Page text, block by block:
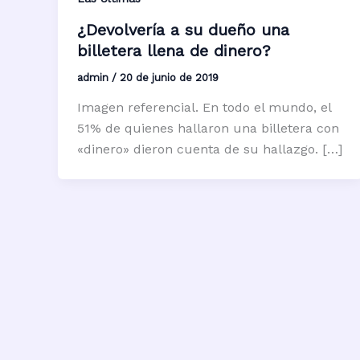
¿Devolvería a su dueño una
billetera llena de dinero?
admin / 20 de junio de 2019
Imagen referencial. En todo el mundo, el
51% de quienes hallaron una billetera con
«dinero» dieron cuenta de su hallazgo. […]